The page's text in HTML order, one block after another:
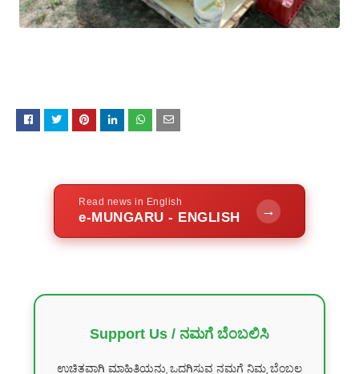
Read news in English
e-MUNGARU - ENGLISH →
Support Us / ನಮಗೆ ಬೆಂಬಲಿಸಿ
ಉಚಿತವಾಗಿ ಮಾಹಿತಿಯನ್ನು ಒದಗಿಸುವ ನಮಗೆ ನಿಮ್ಮ ಬೆಂಬಲ